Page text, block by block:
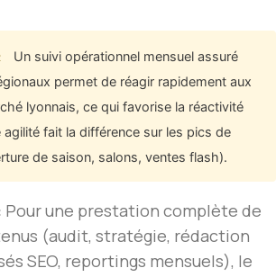
Un suivi opérationnel mensuel assuré
permet de réagir rapidement aux
lyonnais, ce qui favorise la réactivité
fait la différence sur les pics de
de saison, salons, ventes flash).
Pour une prestation complète de
(audit, stratégie, rédaction
SEO, reportings mensuels), le